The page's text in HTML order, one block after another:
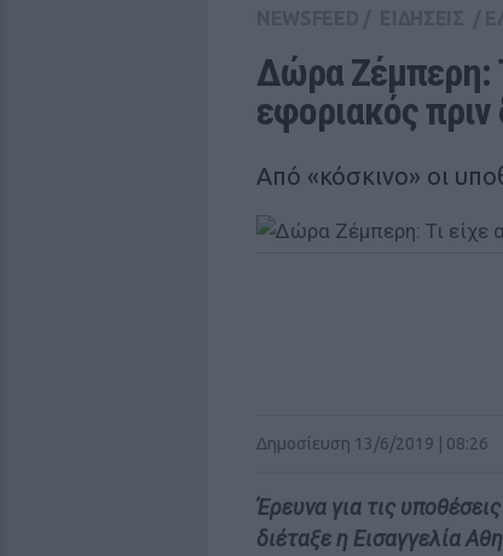
Δώρα Ζέμπερη:
εφοριακός
Από «κόσκινο» οι
Δημοσίευση 13/6/2019 | 08:26
Έρευνα για τις
διέταξε η Εισαγγελία